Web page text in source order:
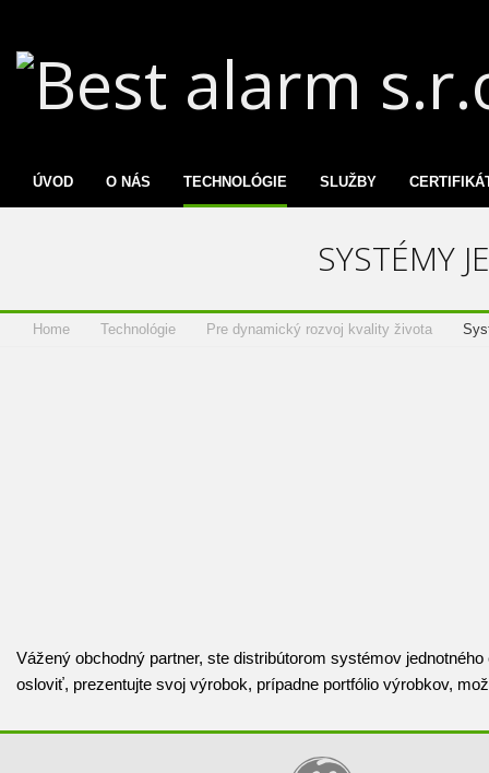
Best
s.r.o.
ÚVOD O NÁS TECHNOLÓGIE SLUŽBY
SYSTÉMY
Home Technológie Pre dynamický rozvoj kvality života
Vážený obchodný partner, ste distribútorom systémov
osloviť, prezentujte svoj výrobok, prípadne portfólio výrobkov,